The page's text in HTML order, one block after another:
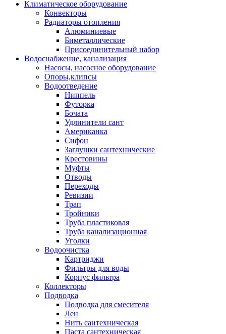
Климатическое оборудование
Конвекторы
Радиаторы отопления
Алюминиевые
Биметаллические
Присоединительный набор
Водоснабжение, канализация
Насосы, насосное оборудование
Опоры,клипсы
Водоотведение
Ниппель
Футорка
Бочата
Удлинители сант
Американка
Сифон
Заглушки сантехнические
Крестовины
Муфты
Отводы
Переходы
Ревизии
Трап
Тройники
Труба пластиковая
Труба канализационная
Уголки
Водоочистка
Картриджи
Фильтры для воды
Корпус фильтра
Коллекторы
Подводка
Подводка для смесителя
Лен
Нить сантехническая
Паста сантехническая